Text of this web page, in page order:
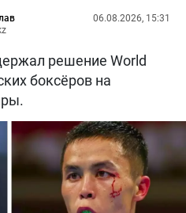
06.08.2026, 15:31
решение World
боксёров на